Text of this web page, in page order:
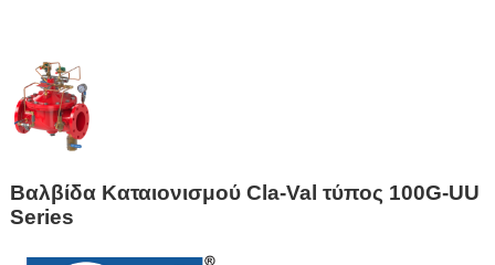
Βαλβίδα Καταιονισμού Cla-Val τύπος 100G-UU
Series